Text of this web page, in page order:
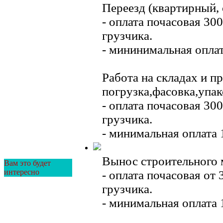
Вам это будет
интересно
Переезд
- оплата почасовая
грузчика.
- мининимальная
Работа на складах и
- оплата почасовая
грузчика.
- минимальная оплата
Вынос строительного
- оплата почасовая от
грузчика.
- минимальная оплата